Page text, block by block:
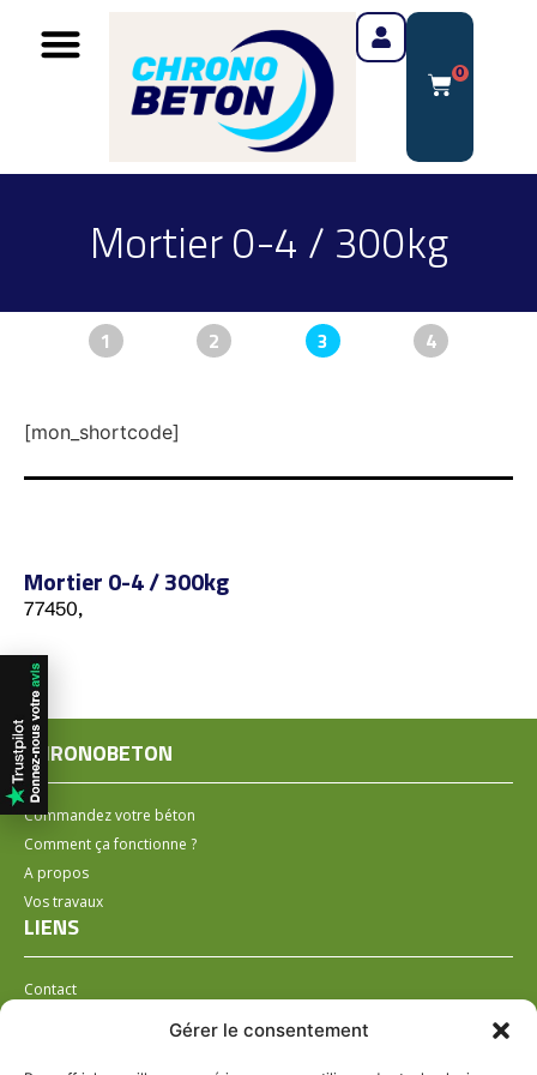
Gérer le consentement
0
Mortier 0-4 / 300kg
1 2 3 4
[mon_shortcode]
Mortier 0-4 / 300kg
77450,
CHRONOBETON
Commandez votre béton
Comment ça fonctionne ?
A propos
Vos travaux
LIENS
Contact